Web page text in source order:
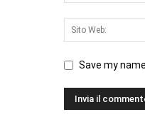
Save my